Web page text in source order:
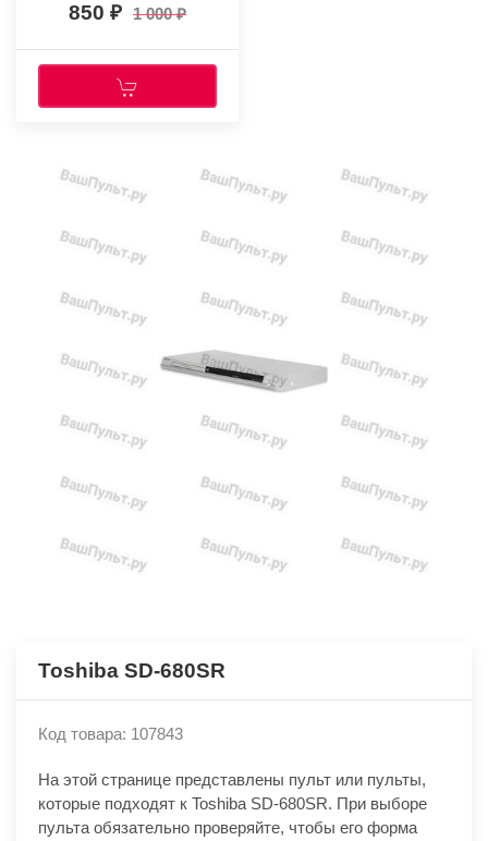
850 1 000
Toshiba SD-680SR
Код товара: 107843
На этой странице представлены пульт или пульты,
которые подходят к Toshiba SD-680SR. При выборе
пульта обязательно проверяйте, чтобы его форма